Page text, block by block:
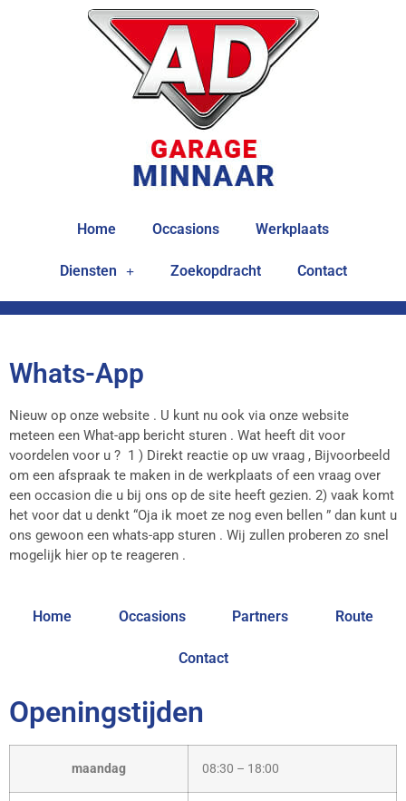
Home Occasions Werkplaats
Diensten Zoekopdracht Contact
Whats-App
Nieuw op onze website . U kunt nu ook via onze website
meteen een What-app bericht sturen . Wat heeft dit voor
voordelen voor u ? 1 ) Direkt reactie op uw vraag , Bijvoorbeeld
om een afspraak te maken in de werkplaats of een vraag over
een occasion die u bij ons op de site heeft gezien. 2) vaak komt
het voor dat u denkt “Oja ik moet ze nog even bellen ” dan kunt u
ons gewoon een whats-app sturen . Wij zullen proberen zo snel
mogelijk hier op te reageren .
Home Occasions Partners Route
Contact
Openingstijden
maandag 08:30 – 18:00